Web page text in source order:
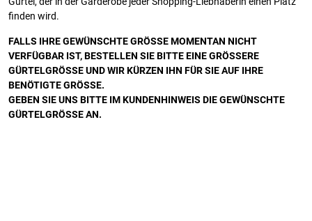
finden wird.
FALLS IHRE GEWÜNSCHTE GRÖSSE MOMENTAN NICHT
VERFÜGBAR IST, BESTELLEN SIE BITTE EINE GRÖSSERE
GÜRTELGRÖSSE UND WIR KÜRZEN IHN FÜR SIE AUF IHRE
BENÖTIGTE GRÖSSE.
GEBEN SIE UNS BITTE IM KUNDENHINWEIS DIE GEWÜNSCHTE
GÜRTELGRÖSSE AN.